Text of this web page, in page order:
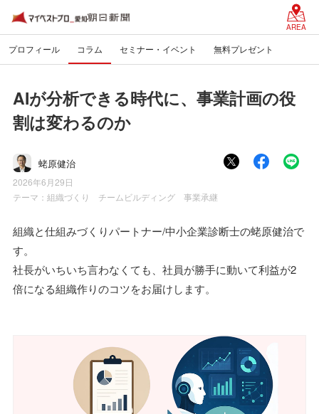
AREA
プロフィール コラム セミナー・イベント 無料プレゼント
AIが分析できる時代に、事業計画の役
割は変わるのか
蛯原健治
2026年6月29日
テーマ： 組織づくり チームビルディング 事業承継
組織と仕組みづくりパートナー/中小企業診断士の蛯原健治で
す。
社長がいちいち言わなくても、社員が勝手に動いて利益が2
倍になる組織作りのコツをお届けします。